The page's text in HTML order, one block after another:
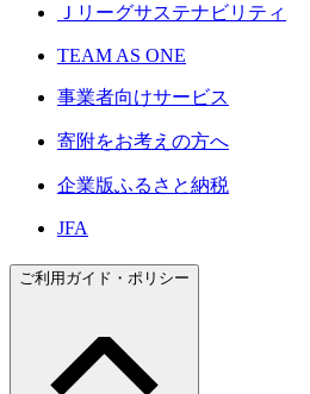
Ｊリーグサステナビリティ
TEAM AS ONE
事業者向けサービス
寄附をお考えの方へ
企業版ふるさと納税
JFA
ご利用ガイド・ポリシー